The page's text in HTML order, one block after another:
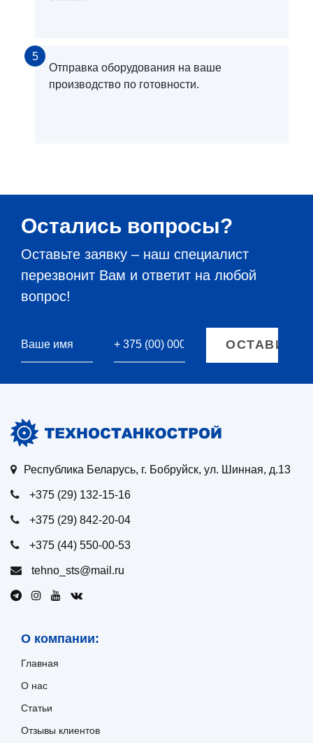
5
Отправка оборудования на ваше
производство по готовности.
Остались вопросы?
Оставьте заявку – наш специалист
перезвонит Вам и ответит на любой
вопрос!
Республика Беларусь, г. Бобруйск, ул. Шинная, д.13
+375 (29) 132-15-16
+375 (29) 842-20-04
+375 (44) 550-00-53
tehno_sts@mail.ru
О компании:
Главная
О нас
Статьи
Отзывы клиентов